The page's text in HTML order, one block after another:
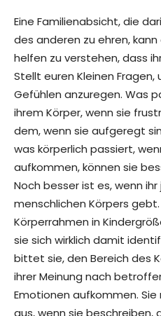
Eine Familienabsicht, die
des anderen zu ehren, kann
helfen zu verstehen, dass
Stellt euren Kleinen Fragen,
Gefühlen anzuregen. Was
ihrem Körper, wenn sie
dem, wenn sie aufgeregt
was körperlich passiert,
aufkommen, können sie
Noch besser ist es, wenn
menschlichen Körpers
Körperrahmen in
sie sich wirklich damit
bittet sie, den Bereich des
ihrer Meinung nach
Emotionen aufkommen.
aus, wenn sie beschreiben,